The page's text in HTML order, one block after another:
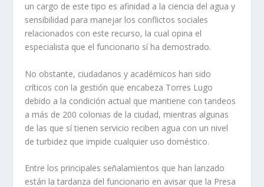
un cargo de este tipo es afinidad a la ciencia del agua y
sensibilidad para manejar los conflictos sociales
relacionados con este recurso, la cual opina el
especialista que el funcionario sí ha demostrado.
No obstante, ciudadanos y académicos han sido
críticos con la gestión que encabeza Torres Lugo
debido a la condición actual que mantiene con tandeos
a más de 200 colonias de la ciudad, mientras algunas
de las que sí tienen servicio reciben agua con un nivel
de turbidez que impide cualquier uso doméstico.
Entre los principales señalamientos que han lanzado
están la tardanza del funcionario en avisar que la Presa